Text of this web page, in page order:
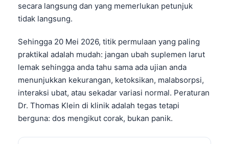
secara langsung dan yang memerlukan petunjuk
tidak langsung.
Sehingga 20 Mei 2026, titik permulaan yang paling
praktikal adalah mudah: jangan ubah suplemen larut
lemak sehingga anda tahu sama ada ujian anda
menunjukkan kekurangan, ketoksikan, malabsorpsi,
interaksi ubat, atau sekadar variasi normal. Peraturan
Dr. Thomas Klein di klinik adalah tegas tetapi
berguna: dos mengikut corak, bukan panik.